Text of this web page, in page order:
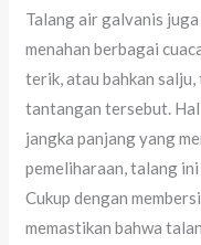
Talang air galvanis
menahan berbagai
terik, atau bahkan salju,
tantangan tersebut.
jangka panjang yang
pemeliharaan, talang
Cukup dengan
memastikan bahwa